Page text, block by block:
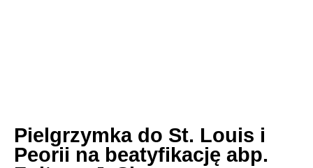
Pielgrzymka do St. Louis i
Peorii na beatyfikację abp.